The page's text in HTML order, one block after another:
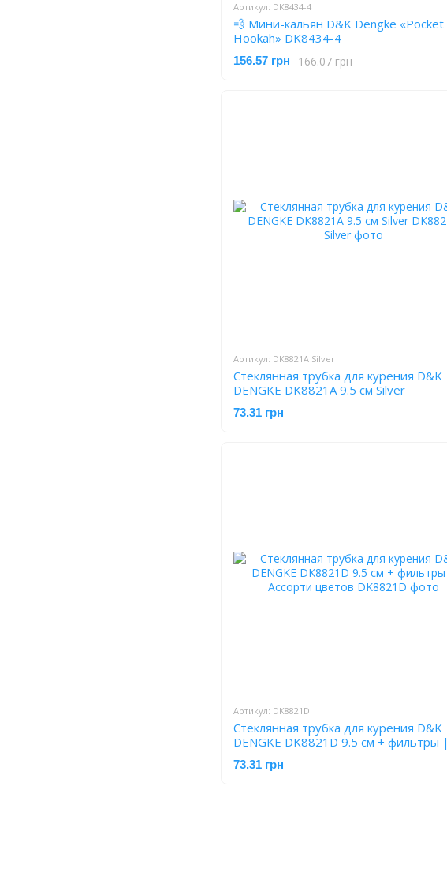
Артикул: DK8434-4
💨 Мини-кальян D&K Dengke «Pocket
Hookah» DK8434-4
166.07 грн
156.57 грн
Артикул: DK8821A Silver
Стеклянная трубка для курения D&K
DENGKE DK8821A 9.5 см Silver
73.31 грн
Артикул: DK8821D
Стеклянная трубка для курения D&K
DENGKE DK8821D 9.5 см + фильтры |
Ассорти цветов
73.31 грн